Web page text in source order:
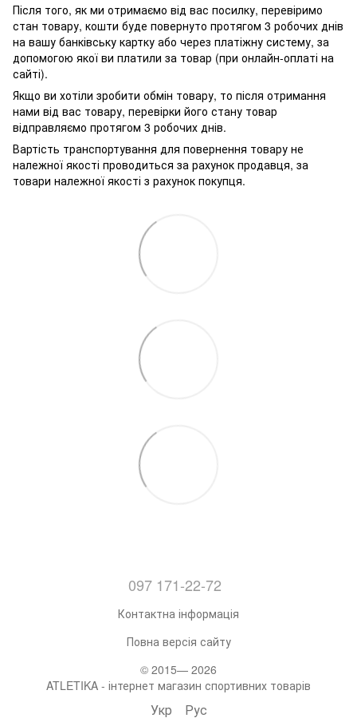
Після того, як ми отримаємо від вас посилку, перевіримо
стан товару, кошти буде повернуто протягом 3 робочих днів
на вашу банківську картку або через платіжну систему, за
допомогою якої ви платили за товар (при онлайн-оплаті на
сайті).
Якщо ви хотіли зробити обмін товару, то після отримання
нами від вас товару, перевірки його стану товар
відправляємо протягом 3 робочих днів.
Вартість транспортування для повернення товару не
належної якості проводиться за рахунок продавця, за
товари належної якості з рахунок покупця.
097 171-22-72
Контактна інформація
Повна версія сайту
© 2015— 2026
ATLETIKA - інтернет магазин спортивних товарів
Укр Рус